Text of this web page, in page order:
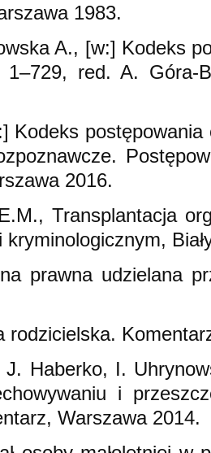
1983.
A., [w:] Kodeks
red. A. Góra-
Kodeks
2016.
Transplantacja
prawna udzielana
rodzicielska.
Haberko, I.
i
Warszawa 2014.